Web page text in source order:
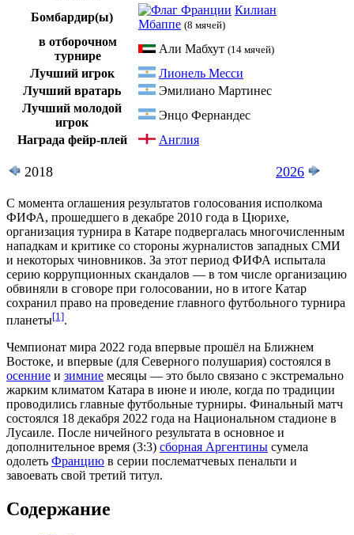
Бомбардир(ы)
Килиан
Мбаппе (8 мячей)
в отборочном
турнире
Али Мабхут (14 мячей)
Лучший игрок
Лионель Месси
Лучший вратарь
Эмилиано Мартинес
Лучший молодой
игрок
Энцо Фернандес
Награда фейр-плей
Англия
2018 2026
С момента оглашения результатов голосования исполкома
ФИФА, прошедшего в декабре 2010 года в Цюрихе,
организация турнира в Катаре подвергалась многочисленным
нападкам и критике со стороны журналистов западных СМИ
и некоторых чиновников. За этот период ФИФА испытала
серию коррупционных скандалов — в том числе организацию
обвиняли в сговоре при голосовании, но в итоге Катар
сохранил право на проведение главного футбольного турнира
планеты[1].
Чемпионат мира 2022 года впервые прошёл на Ближнем
Востоке, и впервые (для Северного полушария) состоялся в
осенние и зимние месяцы — это было связано с экстремально
жарким климатом Катара в июне и июле, когда по традиции
проводились главные футбольные турниры. Финальный матч
состоялся 18 декабря 2022 года на Национальном стадионе в
Лусаиле. После ничейного результата в основное и
дополнительное время (3:3) сборная Аргентины сумела
одолеть Францию в серии послематчевых пенальти и
завоевать свой третий титул.
Содержание